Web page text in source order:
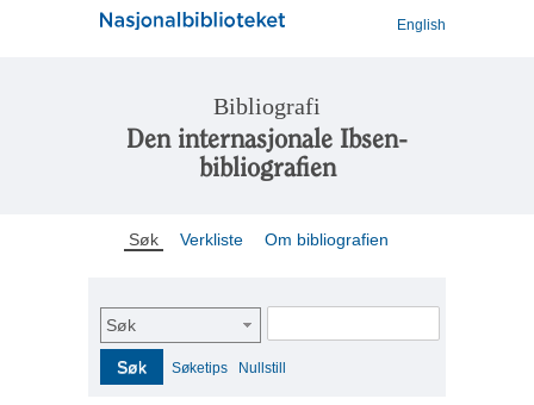
English
Bibliografi
Den internasjonale Ibsen-
bibliografien
Søk Verkliste Om bibliografien
Søk
Søk Søketips Nullstill